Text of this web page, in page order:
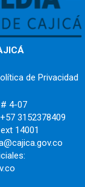
de Privacidad
# 4-07
3152378409
14001